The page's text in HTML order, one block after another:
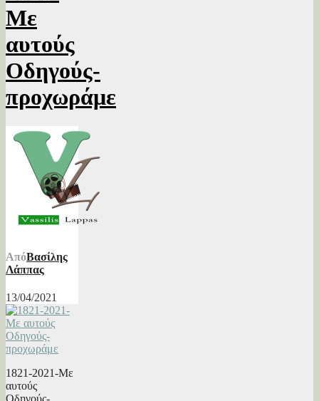
Με
αυτούς
Οδηγούς-
προχωράμε
ΑπόΒασίλης
Λάππας
13/04/2021
1821-2021-Με
αυτούς